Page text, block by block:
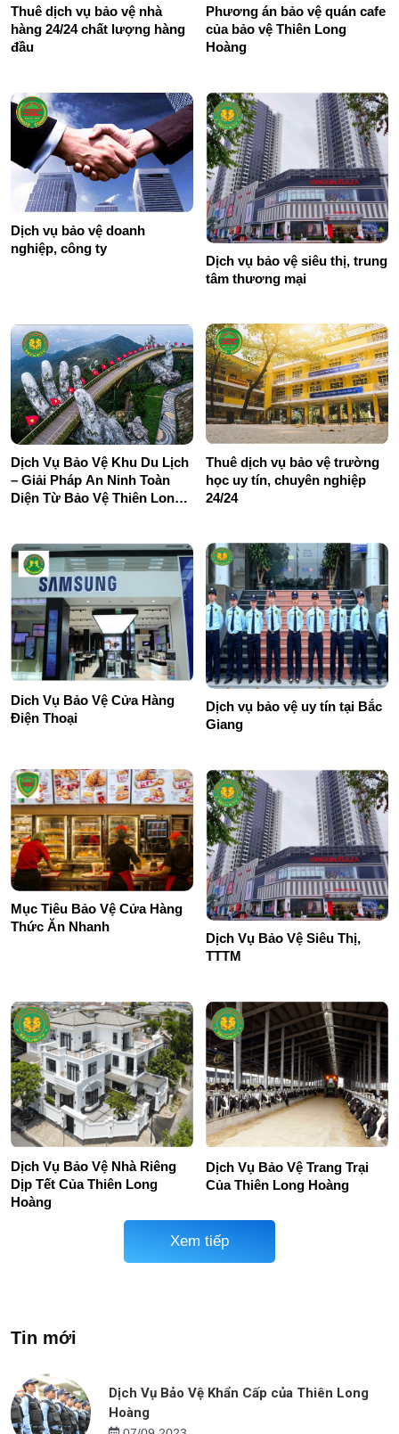
Thuê dịch vụ bảo vệ nhà
hàng 24/24 chất lượng hàng
đầu
Phương án bảo vệ quán cafe
của bảo vệ Thiên Long
Hoàng
Dịch vụ bảo vệ doanh
nghiệp, công ty
Dịch vụ bảo vệ siêu thị, trung
tâm thương mại
Dịch Vụ Bảo Vệ Khu Du Lịch
– Giải Pháp An Ninh Toàn
Diện Từ Bảo Vệ Thiên Long
Thuê dịch vụ bảo vệ trường
học uy tín, chuyên nghiệp
24/24
Dich Vụ Bảo Vệ Cửa Hàng
Điện Thoại
Dịch vụ bảo vệ uy tín tại Bắc
Giang
Mục Tiêu Bảo Vệ Cửa Hàng
Thức Ăn Nhanh
Dịch Vụ Bảo Vệ Siêu Thị,
TTTM
Dịch Vụ Bảo Vệ Nhà Riêng
Dịp Tết Của Thiên Long
Hoàng
Dịch Vụ Bảo Vệ Trang Trại
Của Thiên Long Hoàng
Xem tiếp
Tin mới
Dịch Vụ Bảo Vệ Khẩn Cấp của Thiên Long
Hoàng